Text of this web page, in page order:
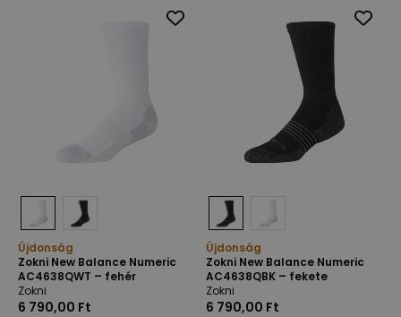
Újdonság
Zokni New Balance Numeric
AC4638QWT – fehér
Zokni
6 790,00 Ft
Újdonság
Zokni New Balance Numeric
AC4638QBK – fekete
Zokni
6 790,00 Ft